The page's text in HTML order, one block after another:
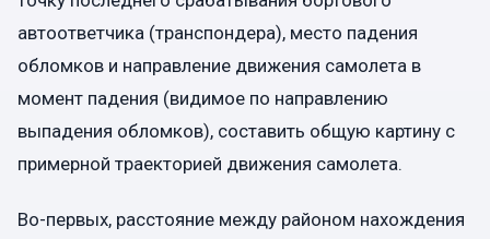
автоответчика (транспондера), место падения
обломков и направление движения самолета в
момент падения (видимое по направлению
выпадения обломков), составить общую картину с
примерной траекторией движения самолета.
Во-первых, расстояние между районом нахождения